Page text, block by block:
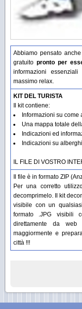
Abbiamo pensato
gratuito pronto per
informazioni
massimo relax.
KIT DEL TURISTA
Il kit contiene:
Informazioni su come
Una mappa totale
Indicazioni ed
Indicazioni su alberghi
IL FILE DI VOSTRO
Il file è in formato ZIP
Per una corretto
decomprimelo. Il kit
visibile con un
formato .JPG visibili
direttamente da
maggiormente e
città !!!